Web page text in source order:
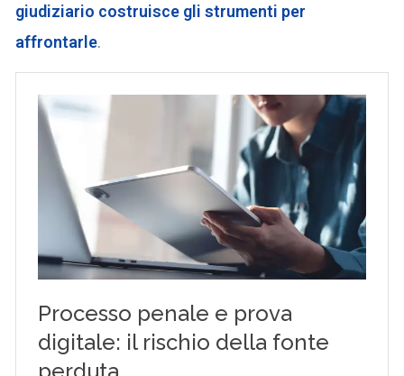
giudiziario costruisce gli strumenti per
affrontarle.